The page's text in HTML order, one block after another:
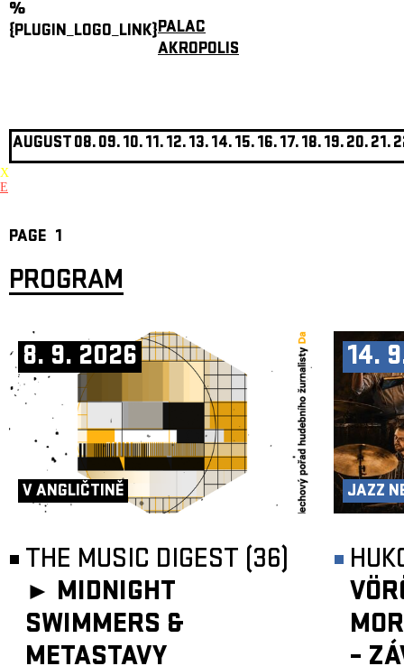
%
{PLUGIN_LOGO_LINK}PALAC
AKROPOLIS
AUGUST08.09.10.11.12.13.14.15.16.17.18.19.20.21.
X
E
PAGE 1
PROGRAM
8. 9. 2026
V ANGLIČTINĚ
THE MUSIC DIGEST (36)
► MIDNIGHT
SWIMMERS &
METASTAVY
14.
JAZZ
–